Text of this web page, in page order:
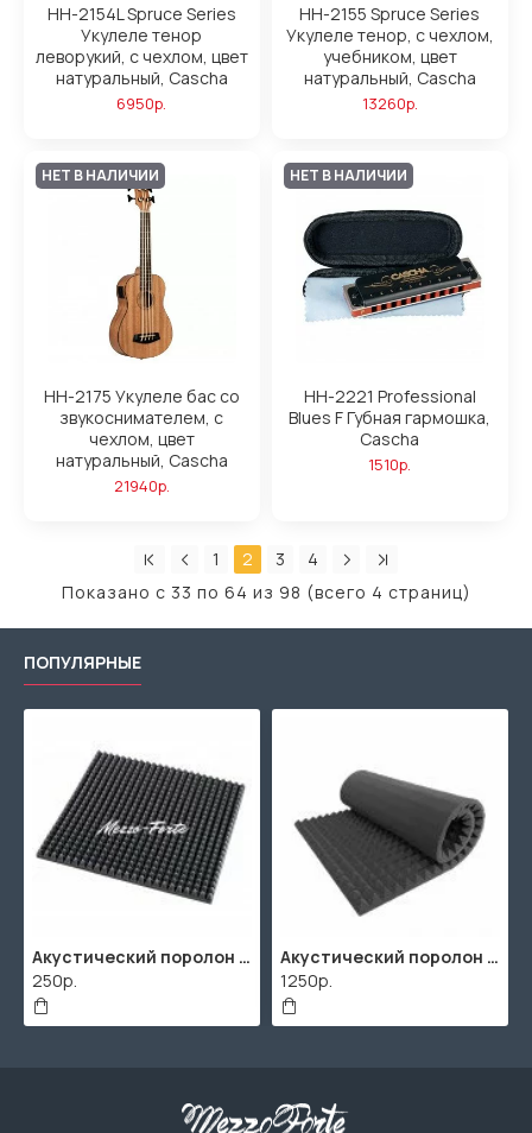
HH-2154L Spruce Series
Укулеле тенор
леворукий, с чехлом, цвет
натуральный, Cascha
6950р.
HH-2155 Spruce Series
Укулеле тенор, с чехлом,
учебником, цвет
натуральный, Cascha
13260р.
НЕТ В НАЛИЧИИ
HH-2175 Укулеле бас со
звукоснимателем, с
чехлом, цвет
натуральный, Cascha
21940р.
НЕТ В НАЛИЧИИ
HH-2221 Professional
Blues F Губная гармошка,
Cascha
1510р.
1 2 3
4
Показано с 33 по 64 из 98 (всего 4 страниц)
ПОПУЛЯРНЫЕ
Акустический поролон "Пирамида" / 480x480х30мм / Темно-серый
Акустический поролон "Пирамида" / 2000х1000мм
1250р.